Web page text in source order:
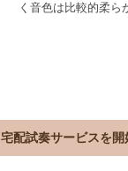
く音色は比較的柔ら
宅配試奏サービスを開